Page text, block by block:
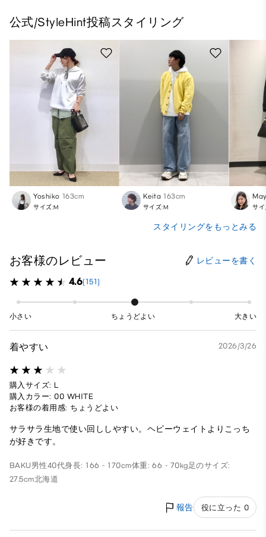
公式/StyleHint投稿スタイリング
Yoshiko 163cm
サイズ:M
Keita 163cm
サイズ:M サ
スタイリングをもっとみる
お客様のレビュー レビューを書く
4.6(151)
小さい ちょうどよい 大きい
着やすい 2026/3/26
購入サイズ: L
購入カラー: 00 WHITE
お客様の着用感: ちょうどよい
サラサラ生地で使い回ししやすい。ヘビーウェイトよりこっち
が好きです。
BAKU男性40代身長: 166 - 170cm体重: 66 - 70kg足のサイズ:
27.5cm北海道
報告 役に立った 0